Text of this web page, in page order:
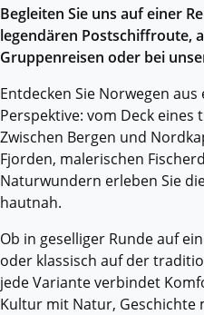
Begleiten Sie uns auf einer
legendären Postschiffroute,
Gruppenreisen oder bei
Entdecken Sie Norwegen
Perspektive: vom Deck
Zwischen Bergen und
Fjorden, malerischen
Naturwundern erleben Sie
hautnah.
Ob in geselliger Runde auf
oder klassisch auf der
jede Variante verbindet
Kultur mit Natur, Geschichte